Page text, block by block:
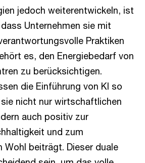
jedoch weiterentwickeln, ist
Unternehmen sie mit
Praktiken
es, den Energiebedarf von
zu berücksichtigen.
die Einführung von KI so
nicht nur wirtschaftlichen
auch positiv zur
und zum
Wohl beiträgt. Dieser duale